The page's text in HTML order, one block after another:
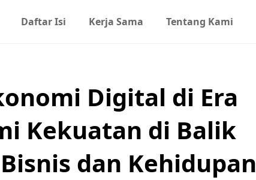
Daftar Isi Kerja Sama Tentang Kami
Digital di Era
Kekuatan di Balik
dan Kehidupan